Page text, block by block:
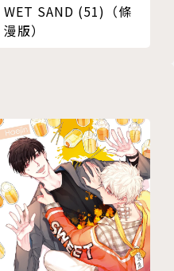
WET SAND (51)（條
漫版）